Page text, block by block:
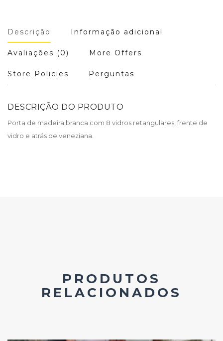
Descrição Informação adicional
Avaliações (0) More Offers
Store Policies Perguntas
DESCRIÇÃO DO PRODUTO
Porta de madeira branca com 8 vidros retangulares, frente de
vidro e atrás de veneziana.
PRODUTOS
RELACIONADOS